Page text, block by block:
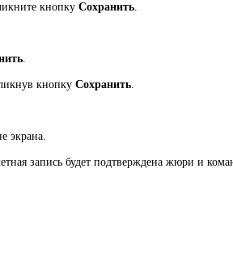
кнопку Сохранить.
.
кнопку Сохранить.
экрана.
запись будет подтверждена жюри и